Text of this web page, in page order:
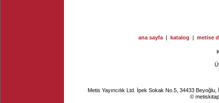
ana sayfa | katalog | metise
Metis Yayıncılık Ltd. İpek Sokak No.5, 34433
©